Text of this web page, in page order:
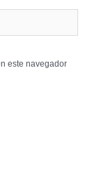
este navegador